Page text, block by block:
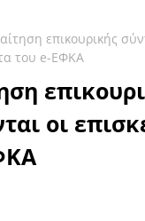
επικουρικής
του e-ΕΦΚΑ
οι